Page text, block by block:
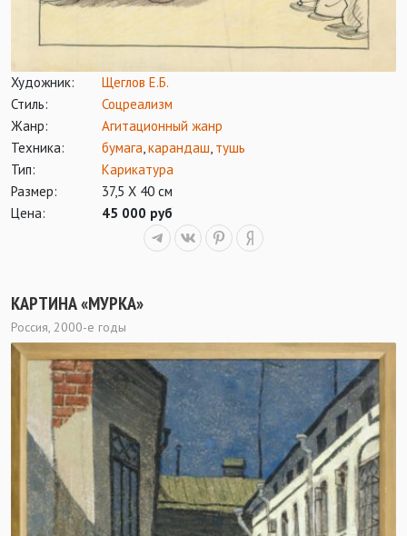
Художник:
Щеглов Е.Б.
Стиль:
Соцреализм
Жанр:
Агитационный жанр
Техника:
бумага,карандаш, тушь
Тип:
Карикатура
Размер:
37,5 Х 40 см
Цена:
45 000 руб
КАРТИНА «МУРКА»
Россия, 2000-е годы